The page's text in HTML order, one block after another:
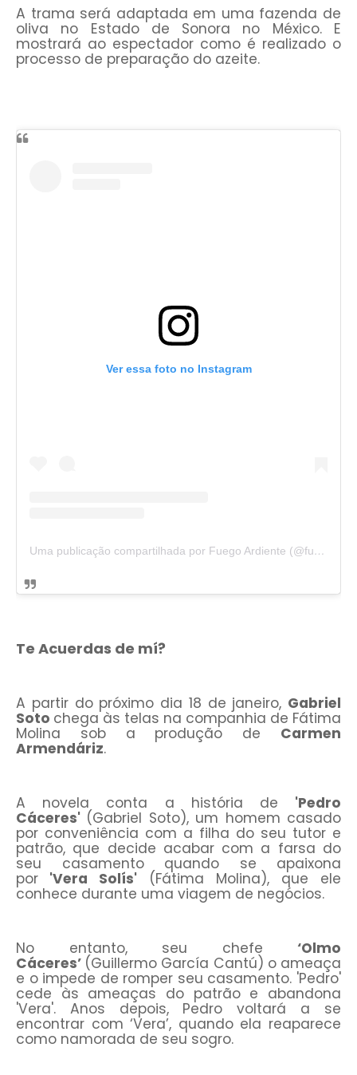
A trama será adaptada em uma fazenda de
oliva no Estado de Sonora no México. E
mostrará ao espectador como é realizado o
processo de preparação do azeite.
Ver essa foto no Instagram
Uma publicação compartilhada por Fuego Ardiente (@fuegoardienteof)
Te Acuerdas de mí?
A partir do próximo dia 18 de janeiro, Gabriel
Soto chega às telas na companhia de Fátima
Molina sob a produção de Carmen
Armendáriz.
A novela conta a história de 'Pedro
Cáceres' (Gabriel Soto), um homem casado
por conveniência com a filha do seu tutor e
patrão, que decide acabar com a farsa do
seu casamento quando se apaixona
por 'Vera Solís' (Fátima Molina), que ele
conhece durante uma viagem de negócios.
No entanto, seu chefe ‘Olmo
Cáceres’ (Guillermo García Cantú) o ameaça
e o impede de romper seu casamento. 'Pedro'
cede às ameaças do patrão e abandona
'Vera'. Anos depois, Pedro voltará a se
encontrar com ‘Vera’, quando ela reaparece
como namorada de seu sogro.